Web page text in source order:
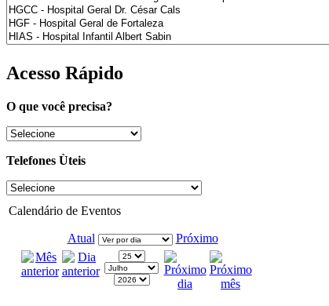
Acesso Rápido
O que você precisa?
Telefones Ùteis
Calendário de Eventos
Atual Próximo